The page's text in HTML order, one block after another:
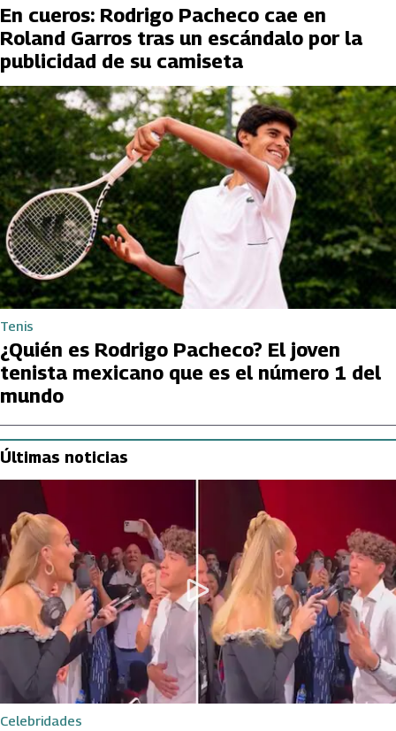
En cueros: Rodrigo Pacheco cae en
Roland Garros tras un escándalo por la
publicidad de su camiseta
Tenis
¿Quién es Rodrigo Pacheco? El joven
tenista mexicano que es el número 1 del
mundo
Últimas noticias
Celebridades